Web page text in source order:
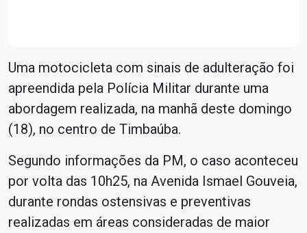
Uma motocicleta com sinais de adulteração foi
apreendida pela Polícia Militar durante uma
abordagem realizada, na manhã deste domingo
(18), no centro de Timbaúba.
Segundo informações da PM, o caso aconteceu
por volta das 10h25, na Avenida Ismael Gouveia,
durante rondas ostensivas e preventivas
realizadas em áreas consideradas de maior